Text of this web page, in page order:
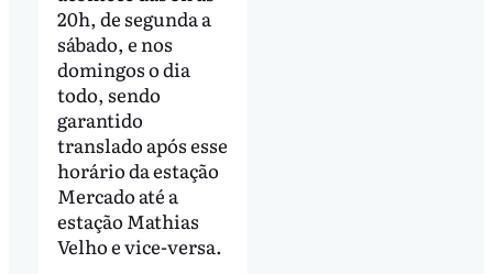
20h, de segunda a
sábado, e nos
domingos o dia
todo, sendo
garantido
translado após esse
horário da estação
Mercado até a
estação Mathias
Velho e vice-versa.